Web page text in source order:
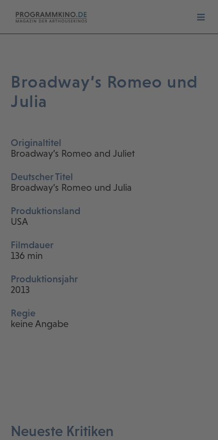
Broadway’s Romeo und
Julia
Originaltitel
Broadway’s Romeo and Juliet
Deutscher Titel
Broadway’s Romeo und Julia
Produktionsland
USA
Filmdauer
136 min
Produktionsjahr
2013
Regie
keine Angabe
Neueste Kritiken